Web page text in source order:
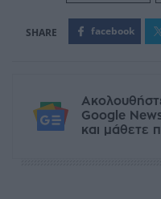
facebook
Google
και μάθετε